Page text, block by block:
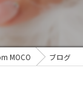
MOCO ブログ